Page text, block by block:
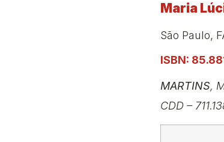
Maria
São Paulo,
ISBN:
MARTINS,
CDD –